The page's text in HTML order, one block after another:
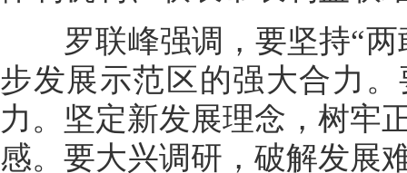
罗联峰强调，要坚持“两
步发展示范区的强大合力
力。坚定新发展理念，树牢
感。要大兴调研，破解发展